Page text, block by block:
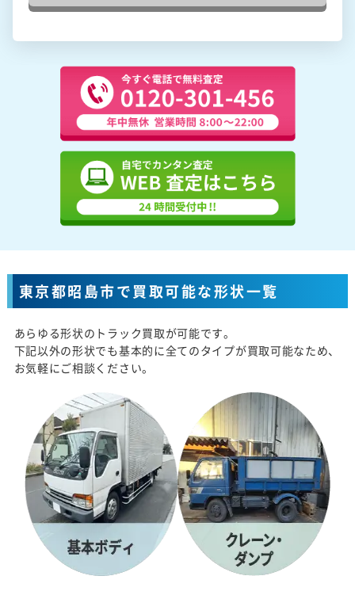
東京都昭島市で買取可能な形状一覧
あらゆる形状のトラック買取が可能です。
下記以外の形状でも基本的に全てのタイプが買取可能なため、
お気軽にご相談ください。